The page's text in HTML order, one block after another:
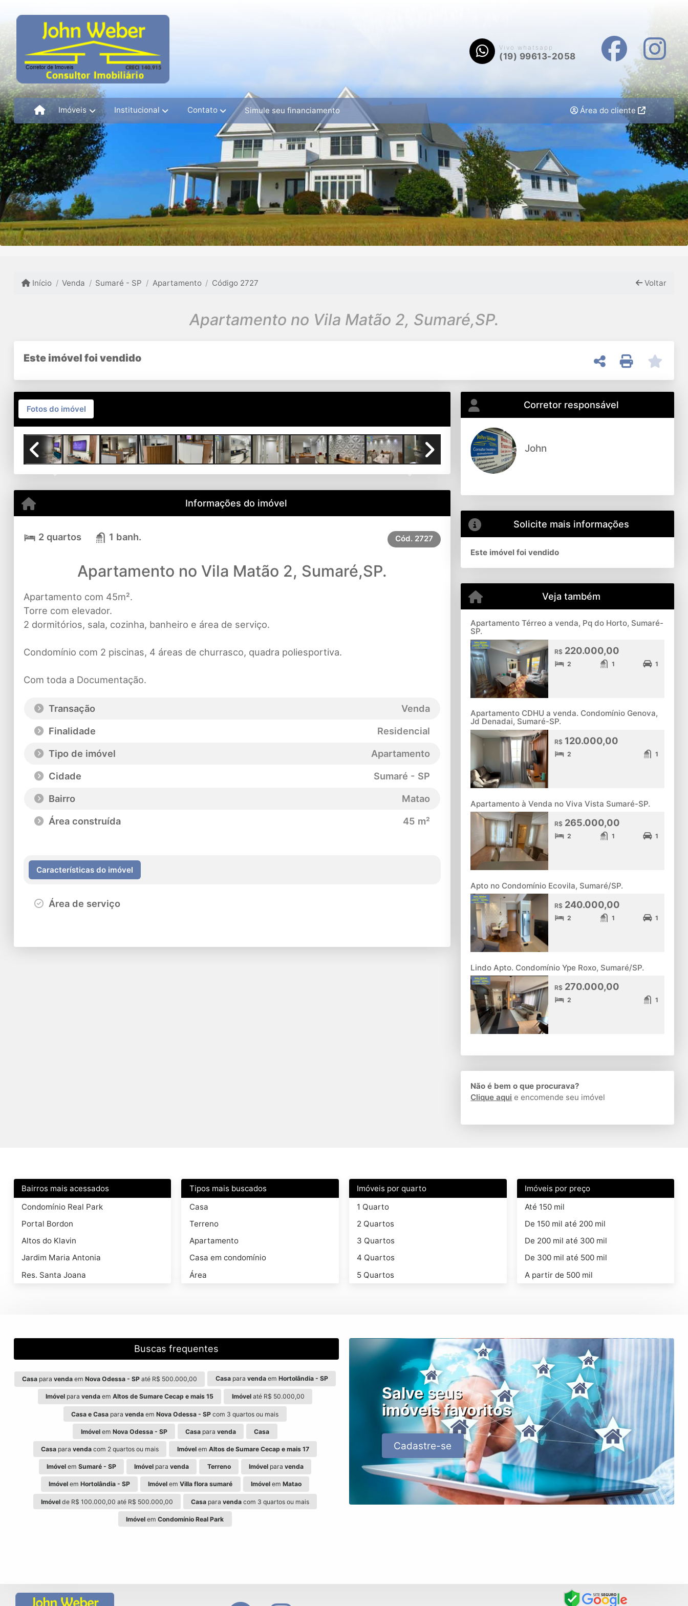
Vivo whatsapp
(19) 99613-2058
Imóveis Institucional Contato Simule seu financiamento Área do cliente
Início Venda Sumaré - SP Apartamento Código 2727 Voltar
Apartamento no Vila Matão 2, Sumaré,SP.
Este imóvel foi vendido
Fotos do imóvel
Previous Next
Informações do imóvel
2 quartos 1 banh. Cód. 2727
Apartamento no Vila Matão 2, Sumaré,SP.
Apartamento com 45m².
Torre com elevador.
2 dormitórios, sala, cozinha, banheiro e área de serviço.
Condomínio com 2 piscinas, 4 áreas de churrasco, quadra poliesportiva.
Com toda a Documentação.
Transação
Venda
Finalidade
Residencial
Tipo de imóvel
Apartamento
Cidade
Sumaré - SP
Bairro
Matao
Área construída
45 m²
Características do imóvel
Área de serviço
Corretor responsável
John
Solicite mais informações
Este imóvel foi vendido
Veja também
Apartamento Térreo a venda, Pq do Horto, Sumaré-
SP.
R$ 220.000,00
2 1 1
Apartamento CDHU a venda. Condomínio Genova,
Jd Denadai, Sumaré-SP.
R$ 120.000,00
2 1
Apartamento à Venda no Viva Vista Sumaré-SP.
R$ 265.000,00
2 1 1
Apto no Condomínio Ecovila, Sumaré/SP.
R$ 240.000,00
2 1 1
Lindo Apto. Condomínio Ype Roxo, Sumaré/SP.
R$ 270.000,00
2 1
Não é bem o que procurava?
Clique aqui e encomende seu imóvel
Bairros mais acessados
Condomínio Real Park
Portal Bordon
Altos do Klavin
Jardim Maria Antonia
Res. Santa Joana
Tipos mais buscados
Casa
Terreno
Apartamento
Casa em condomínio
Área
Imóveis por quarto
1 Quarto
2 Quartos
3 Quartos
4 Quartos
5 Quartos
Imóveis por preço
Até 150 mil
De 150 mil até 200 mil
De 200 mil até 300 mil
De 300 mil até 500 mil
A partir de 500 mil
Buscas frequentes
Casa paravenda emNova Odessa - SP até R$ 500.000,00 Casapara vendaem Hortolândia - SP
Imóvel paravenda emAltos de Sumare Cecap e mais 15 Imóvelaté R$ 50.000,00
Casa e Casa paravenda emNova Odessa - SP com 3 quartos ou mais
Imóvelem Nova Odessa - SP Casapara venda Casa
Casa paravenda com 2 quartos ou mais Imóvelem Altos de Sumare Cecap e mais 17
Imóvelem Sumaré - SP Imóvel paravenda Terreno Imóvel para venda
Imóvel emHortolândia - SP Imóvel emVilla flora sumaré Imóvelem Matao
Imóvelde R$ 100.000,00 até R$ 500.000,00 Casa paravenda com 3 quartos ou mais
Imóvel emCondomínio Real Park
Salveseus
imóveis favoritos
Cadastre-se